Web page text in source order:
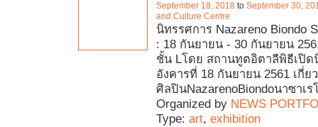
September 18, 2018 to September 30,
and Culture Centre
นิทรรศการ Nazareno Biondo
: 18 กันยายน - 30 กันยายน
ชั้น Lโดย สถานทูตอิตาลีพิธีเปิด
อังคารที่ 18 กันยายน 2561 เกี่ย
ศิลปินNazarenoBiondoนาซาเ
Organized by NEWS
Type: art, exhibition